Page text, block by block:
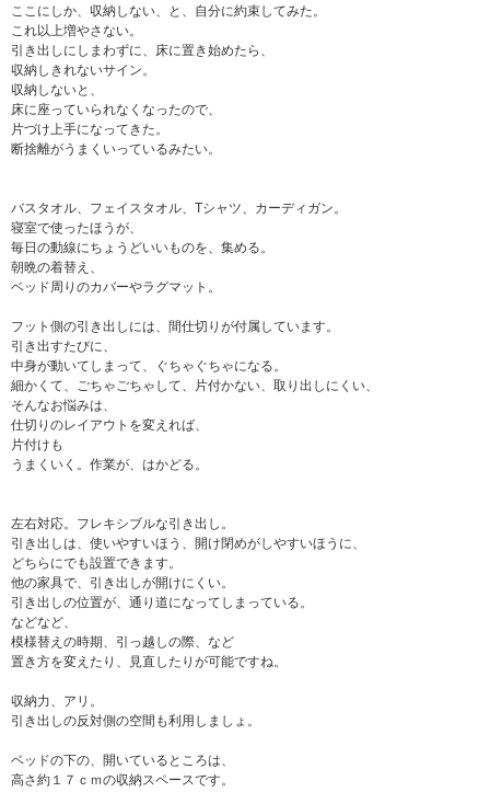
ここにしか、収納しない、と、自分に約束してみた。
これ以上増やさない。
引き出しにしまわずに、床に置き始めたら、
収納しきれないサイン。
収納しないと、
床に座っていられなくなったので、
片づけ上手になってきた。
断捨離がうまくいっているみたい。
バスタオル、フェイスタオル、Tシャツ、カーディガン。
寝室で使ったほうが、
毎日の動線にちょうどいいものを、集める。
朝晩の着替え、
ベッド周りのカバーやラグマット。
フット側の引き出しには、間仕切りが付属しています。
引き出すたびに、
中身が動いてしまって、ぐちゃぐちゃになる。
細かくて、ごちゃごちゃして、片付かない、取り出しにくい、
そんなお悩みは、
仕切りのレイアウトを変えれば、
片付けも
うまくいく。作業が、はかどる。
左右対応。フレキシブルな引き出し。
引き出しは、使いやすいほう、開け閉めがしやすいほうに、
どちらにでも設置できます。
他の家具で、引き出しが開けにくい。
引き出しの位置が、通り道になってしまっている。
などなど、
模様替えの時期、引っ越しの際、など
置き方を変えたり、見直したりが可能ですね。
収納力、アリ。
引き出しの反対側の空間も利用しましょ。
ベッドの下の、開いているところは、
高さ約１７ｃｍの収納スペースです。